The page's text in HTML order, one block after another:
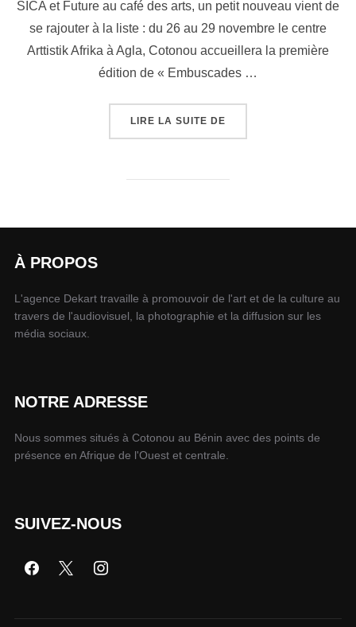
SICA et Future au café des arts, un petit nouveau vient de
se rajouter à la liste : du 26 au 29 novembre le centre
Arttistik Afrika à Agla, Cotonou accueillera la première
édition de « Embuscades …
LIRE LA SUITE DE
À PROPOS
L'agence Dekart travaille à promouvoir de l'art et de la culture au
travers de l'audiovisuel, la photographie et la diffusion sur les
média sociaux.
NOTRE ADRESSE
Nous sommes situés à Cotonou au Bénin avec des points de
présence en Afrique de l'Ouest et centrale.
SUIVEZ-NOUS